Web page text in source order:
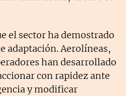
el sector ha demostrado
adaptación. Aerolíneas,
han desarrollado
con rapidez ante
y modificar